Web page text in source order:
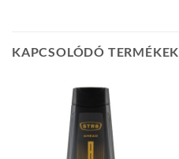
KAPCSOLÓDÓ TERMÉKEK